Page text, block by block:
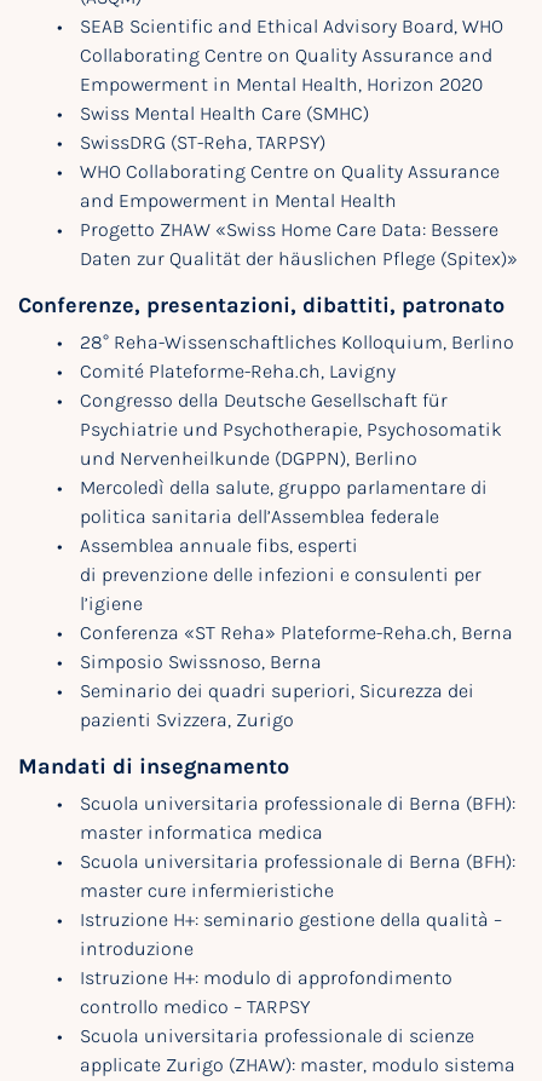
SEAB Scientific and Ethical Advisory Board, WHO
Collaborating Centre on Quality Assurance and
Empowerment in Mental Health, Horizon 2020
Swiss Mental Health Care (SMHC)
SwissDRG (ST-Reha, TARPSY)
WHO Collaborating Centre on Quality Assurance
and Empowerment in Mental Health
Progetto ZHAW «Swiss Home Care Data: Bessere
Daten zur Qualität der häuslichen Pflege (Spitex)»
Conferenze, presentazioni, dibattiti, patronato
28° Reha-Wissenschaftliches Kolloquium, Berlino
Comité Plateforme-Reha.ch, Lavigny
Congresso della Deutsche Gesellschaft für
Psychiatrie und Psychotherapie, Psychosomatik
und Nervenheilkunde (DGPPN), Berlino
Mercoledì della salute, gruppo parlamentare di
politica sanitaria dell’Assemblea federale
Assemblea annuale fibs, esperti
di prevenzione delle infezioni e consulenti per
l’igiene
Conferenza «ST Reha» Plateforme-Reha.ch, Berna
Simposio Swissnoso, Berna
Seminario dei quadri superiori, Sicurezza dei
pazienti Svizzera, Zurigo
Mandati di insegnamento
Scuola universitaria professionale di Berna (BFH):
master informatica medica
Scuola universitaria professionale di Berna (BFH):
master cure infermieristiche
Istruzione H+: seminario gestione della qualità –
introduzione
Istruzione H+: modulo di approfondimento
controllo medico – TARPSY
Scuola universitaria professionale di scienze
applicate Zurigo (ZHAW): master, modulo sistema